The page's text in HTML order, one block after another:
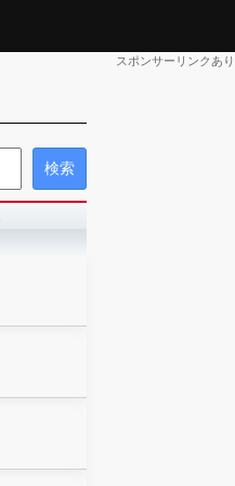
スポンサーリンクあり